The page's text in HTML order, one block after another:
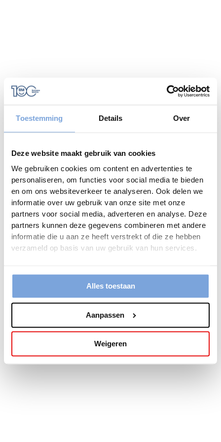
Toestemming Details Over
Deze website maakt gebruik van cookies
We gebruiken cookies om content en advertenties te
personaliseren, om functies voor social media te bieden
en om ons websiteverkeer te analyseren. Ook delen we
informatie over uw gebruik van onze site met onze
partners voor social media, adverteren en analyse. Deze
partners kunnen deze gegevens combineren met andere
informatie die u aan ze heeft verstrekt of die ze hebben
verzameld op basis van uw gebruik van hun services.
Alles toestaan
Aanpassen
Weigeren
Application error: a client-side exception has occurred while
loading
www.bariseaumottrie.be (see the browser console
more information).